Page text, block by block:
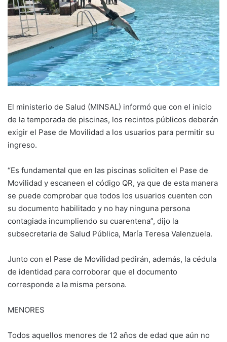
El ministerio de Salud (MINSAL) informó que con el inicio
de la temporada de piscinas, los recintos públicos deberán
exigir el Pase de Movilidad a los usuarios para permitir su
ingreso.
“Es fundamental que en las piscinas soliciten el Pase de
Movilidad y escaneen el código QR, ya que de esta manera
se puede comprobar que todos los usuarios cuenten con
su documento habilitado y no hay ninguna persona
contagiada incumpliendo su cuarentena”, dijo la
subsecretaria de Salud Pública, María Teresa Valenzuela.
Junto con el Pase de Movilidad pedirán, además, la cédula
de identidad para corroborar que el documento
corresponde a la misma persona.
MENORES
Todos aquellos menores de 12 años de edad que aún no